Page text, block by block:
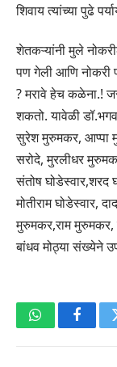
शिवाय त्यांच्या पुढे
शेतकऱ्यांनी मुले
पण गेली आणि नोकरी
? मरावे हेच कळेना.!
शकतो. यावेळी
सुरेश मुरुमकर, आप्पा
सरोदे, मुरलीधर
संतोष घोडेस्वार,शरद
मोतीराम घोडेस्वार,
मुरुमकर,राम मुरुमकर,
बांधव मोठ्या संख्येने
WhatsApp